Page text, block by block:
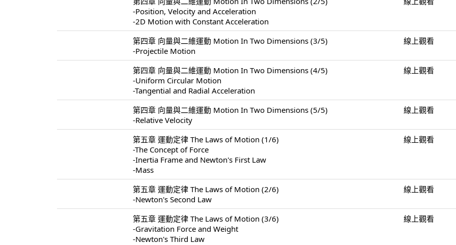
-Position, Velocity and Acceleration
-2D Motion with Constant Acceleration
第四章 向量與二維運動 Motion In Two Dimensions (3/5)
-Projectile Motion
線上觀看
第四章 向量與二維運動 Motion In Two Dimensions (4/5)
-Uniform Circular Motion
-Tangential and Radial Acceleration
線上觀看
第四章 向量與二維運動 Motion In Two Dimensions (5/5)
-Relative Velocity
線上觀看
第五章 運動定律 The Laws of Motion (1/6)
-The Concept of Force
-Inertia Frame and Newton's First Law
-Mass
線上觀看
第五章 運動定律 The Laws of Motion (2/6)
-Newton's Second Law
線上觀看
第五章 運動定律 The Laws of Motion (3/6)
-Gravitation Force and Weight
-Newton's Third Law
線上觀看